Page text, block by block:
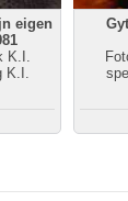
eigen
K.I.
K.I.